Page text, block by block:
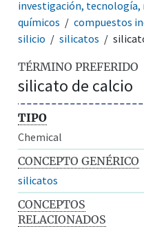
investigación, tecnología,
químicos
compuestos
silicio
silicatos
TÉRMINO PREFERIDO
silicato de calcio
TIPO
Chemical
CONCEPTO GENÉRICO
silicatos
CONCEPTOS
RELACIONADOS